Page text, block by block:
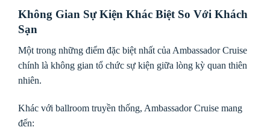
Không Gian Sự Kiện Khác Biệt So Với Khách
Sạn
Một trong những điểm đặc biệt nhất của Ambassador Cruise
chính là không gian tổ chức sự kiện giữa lòng kỳ quan thiên
nhiên.
Khác với ballroom truyền thống, Ambassador Cruise mang
đến: